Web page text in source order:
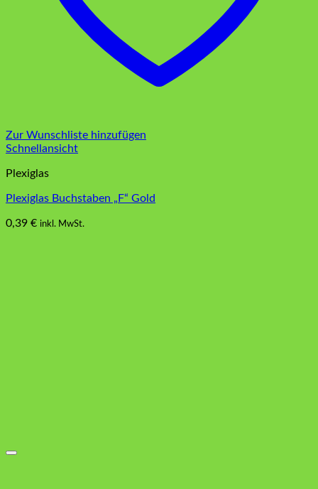
Zur Wunschliste hinzufügen
Schnellansicht
Plexiglas
Plexiglas Buchstaben „F“ Gold
0,39 € inkl. MwSt.